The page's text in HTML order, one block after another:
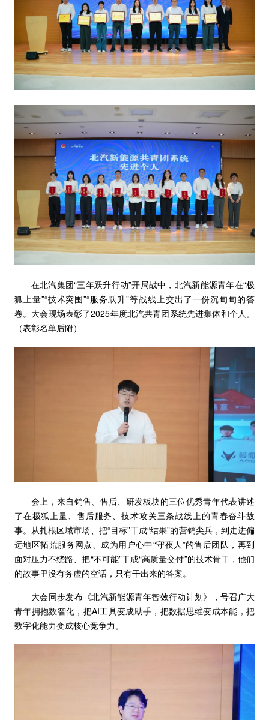
在北汽集团“三年跃升行动”开局战中，北汽新能源青年在“极
狐上量”“技术突围”“服务跃升”等战线上交出了一份沉甸甸的答
卷。大会现场表彰了2025年度北汽共青团系统先进集体和个人。
（表彰名单后附）
会上，来自销售、售后、研发板块的三位优秀青年代表讲述
了在极狐上量、售后服务、技术攻关三条战线上的青春奋斗故
事。从扎根区域市场、把“目标”干成“结果”的营销尖兵，到走进偏
远地区拓荒服务网点、成为用户心中“守夜人”的售后团队，再到
面对压力不绕路、把“不可能”干成“高质量交付”的技术骨干，他们
的故事里没有务虚的空话，只有干出来的答案。
大会同步发布《北汽新能源青年智效行动计划》，号召广大
青年拥抱数智化，把AI工具变成助手，把数据思维变成本能，把
数字化能力变成核心竞争力。